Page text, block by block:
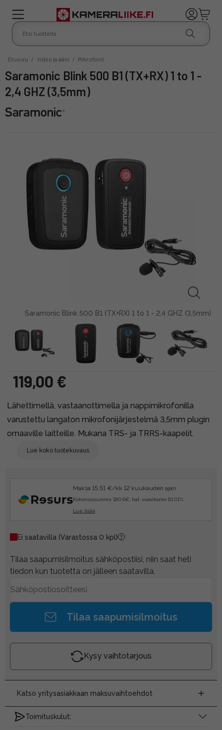
Etusivu / Video ja ääni / Mikrofonit
Saramonic Blink 500 B1 (TX+RX) 1 to 1 -
2,4 GHZ (3,5mm)
Saramonic Blink 500 B1 (TX+RX) 1 to 1 - 2,4 GHZ (3,5mm)
119,00 €
Lähettimellä, vastaanottimella ja nappimikrofonilla
varustettu langaton mikrofonijärjestelmä 3,5mm plugin
omaaville laitteille. Mukana TRS- ja TRRS-kaapelit.
Lue koko tuotekuvaus
Maksa 15.51 €/kk 12 kuukauden ajan.
Kokonaissumma 180.6€, tod. vuosikorko 61.01%.
Lue lisää
Ei saatavilla (Varastossa 0 kpl)
Tilaa saapumisilmoitus sähköpostiisi, niin saat heti
tiedon kun tuotetta on jälleen saatavilla.
Tilaa saapumisilmoitus
Kysy vaihtotarjous
Katso yritysasiakkaan maksuvaihtoehdot
Toimituskulut: